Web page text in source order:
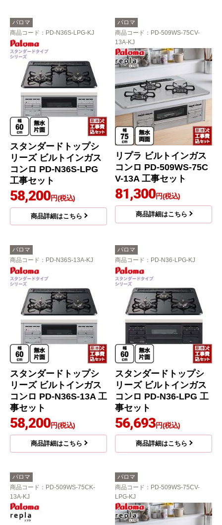
パロマ
商品コード ：PD-N36S-LPG-KJ
スタンダードトップシ
リーズ ビルトインガス
コンロ PD-N36S-LPG
工事セット
58,200円(税込)
商品詳細はこちら
パロマ
商品コード ：PD-509WS-75CV-
13A-KJ
リプラ ビルトインガス
コンロ PD-509WS-75C
V-13A 工事セット
81,300円(税込)
商品詳細はこちら
パロマ
商品コード ：PD-N36S-13A-KJ
スタンダードトップシ
リーズ ビルトインガス
コンロ PD-N36S-13A 工
事セット
58,200円(税込)
商品詳細はこちら
パロマ
商品コード ：PD-N36-LPG-KJ
スタンダードトップシ
リーズ ビルトインガス
コンロ PD-N36-LPG 工
事セット
56,693円(税込)
商品詳細はこちら
パロマ
商品コード ：PD-509WS-75CK-
13A-KJ
パロマ
商品コード ：PD-509WS-75CV-
LPG-KJ